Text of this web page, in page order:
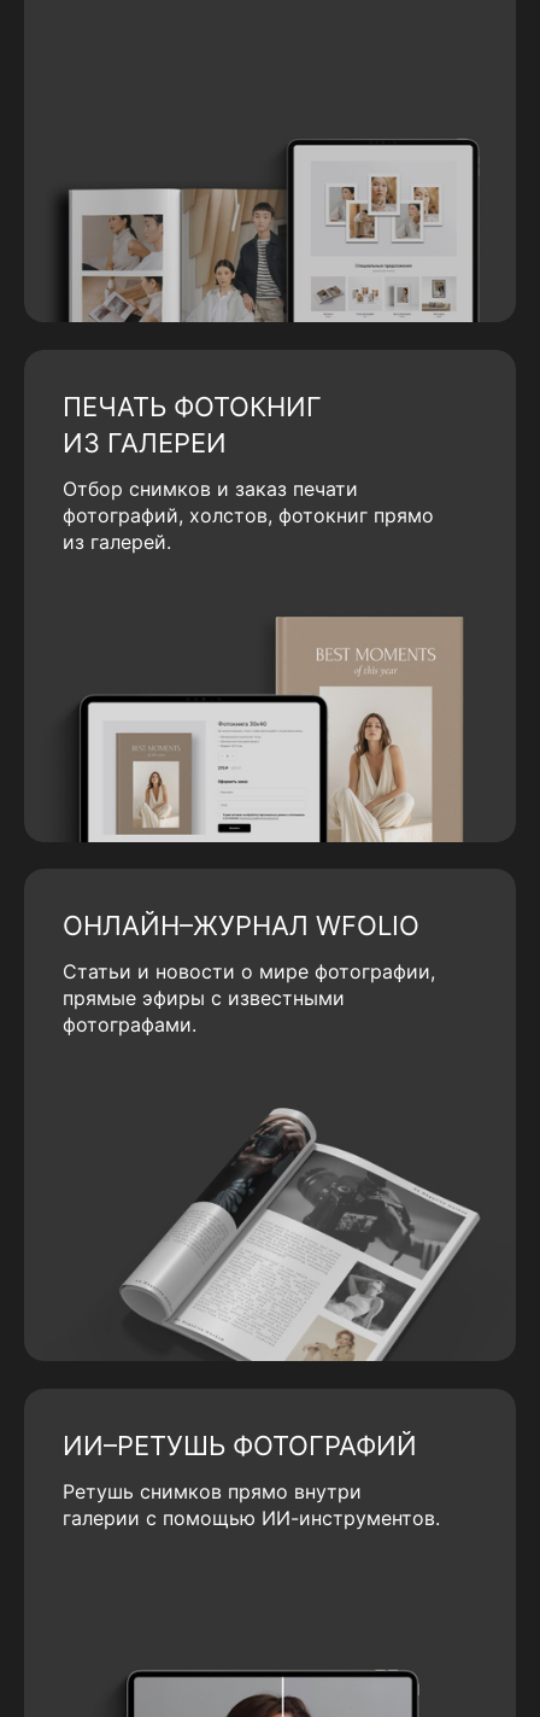
ПЕЧАТЬ ФОТОКНИГ
ИЗ ГАЛЕРЕИ
Отбор снимков и заказ печати
фотографий, холстов, фотокниг прямо
из галерей.
ОНЛАЙН–ЖУРНАЛ WFOLIO
Статьи и новости о мире фотографии,
прямые эфиры с известными
фотографами.
ИИ–РЕТУШЬ ФОТОГРАФИЙ
Ретушь снимков прямо внутри
галерии с помощью ИИ-инструментов.